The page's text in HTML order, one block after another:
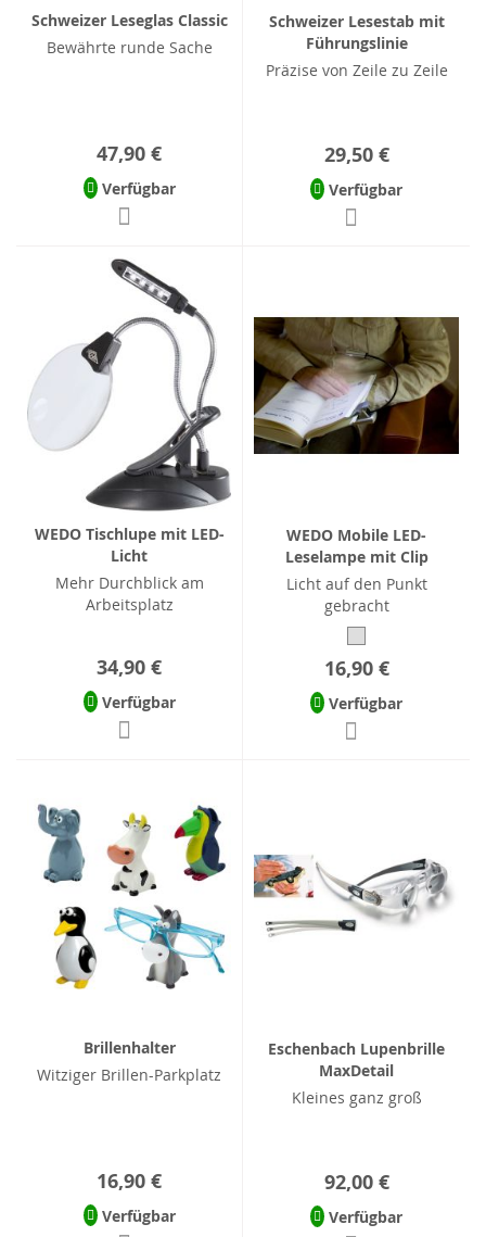
Schweizer Leseglas Classic
Bewährte runde Sache
47,90 €
Verfügbar
Schweizer Lesestab mit
Führungslinie
Präzise von Zeile zu Zeile
29,50 €
Verfügbar
WEDO Tischlupe mit LED-
Licht
Mehr Durchblick am
Arbeitsplatz
34,90 €
Verfügbar
WEDO Mobile LED-
Leselampe mit Clip
Licht auf den Punkt
gebracht
16,90 €
Verfügbar
Brillenhalter
Witziger Brillen-Parkplatz
16,90 €
Verfügbar
Eschenbach Lupenbrille
MaxDetail
Kleines ganz groß
92,00 €
Verfügbar